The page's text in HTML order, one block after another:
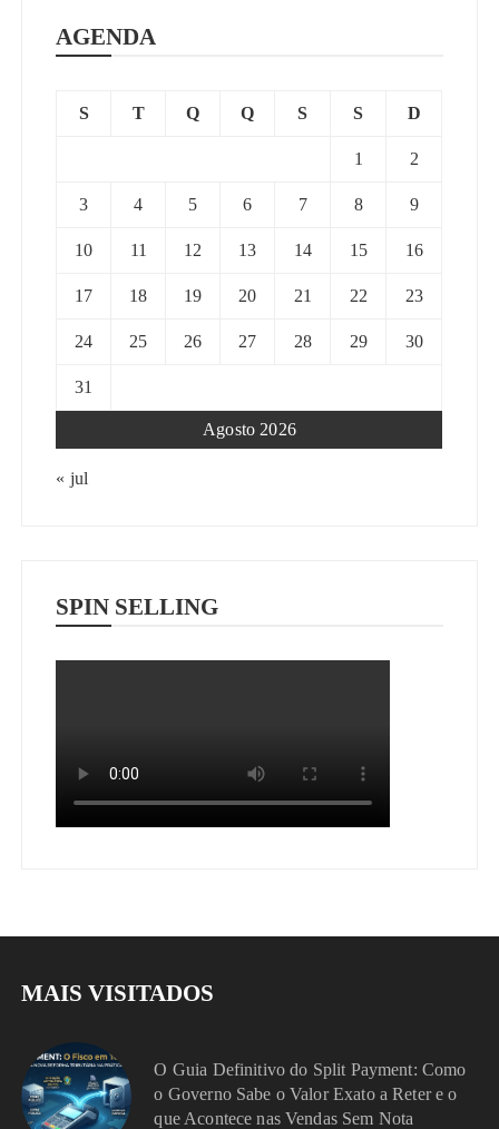
AGENDA
Agosto 2026
S T Q Q S S D
1 2
3 4 5 6 7 8 9
10 11 12 13 14 15 16
17 18 19 20 21 22 23
24 25 26 27 28 29 30
31
« jul
SPIN SELLING
MAIS VISITADOS
O Guia Definitivo do Split Payment: Como
o Governo Sabe o Valor Exato a Reter e o
que Acontece nas Vendas Sem Nota